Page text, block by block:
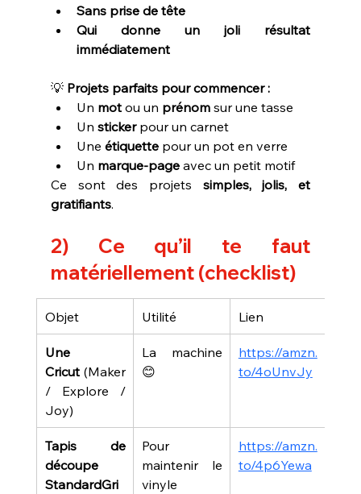
Sans prise de tête
Qui donne un joli résultat
immédiatement
💡 Projets parfaits pour commencer :
Un mot ou un prénom sur une tasse
Un sticker pour un carnet
Une étiquette pour un pot en verre
Un marque-page avec un petit motif
Ce sont des projets simples, jolis, et
gratifiants.
2) Ce qu’il te faut
matériellement (checklist)
Objet Utilité Lien
Une
Cricut (Maker
/ Explore /
Joy)
La machine
😊
https://amzn.
to/4oUnvJy
Tapis de
découpe
StandardGri
Pour
maintenir le
vinyle
https://amzn.
to/4p6Yewa